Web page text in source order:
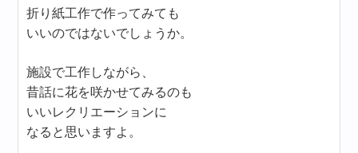
折り紙工作で作ってみても
いいのではないでしょうか。
施設で工作しながら、
昔話に花を咲かせてみるのも
いいレクリエーションに
なると思いますよ。